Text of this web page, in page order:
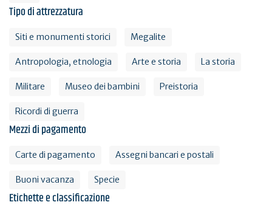
Tipo di attrezzatura
Siti e monumenti storici Megalite
Antropologia, etnologia Arte e storia La storia
Militare Museo dei bambini Preistoria
Ricordi di guerra
Mezzi di pagamento
Carte di pagamento Assegni bancari e postali
Buoni vacanza Specie
Etichette e classificazione